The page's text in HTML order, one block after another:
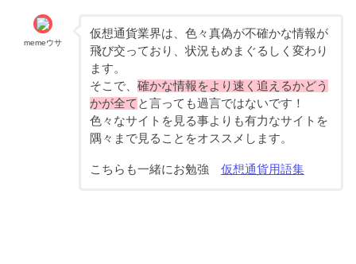
memeウサ
仮想通貨業界は、色々真偽が不確かな情報が
飛び交っており、状況もめまぐるしく変わり
ます。
そこで、 確かな情報をより速く追えるかどう
かが全て と言っても過言ではないです！
色々なサイトを見る事よりも有力なサイトを
隅々まで見ることをオススメします。
こちらも一緒にお勉強 仮想通貨用語集